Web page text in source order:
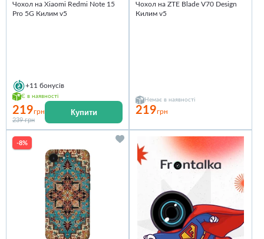
Чохол на Xiaomi Redmi Note 15
Pro 5G Килим v5
+11 бонусів
Є в наявності
219грн
239 грн
Купити
Чохол на ZTE Blade V70 Design
Килим v5
Немає в наявності
219грн
-8%